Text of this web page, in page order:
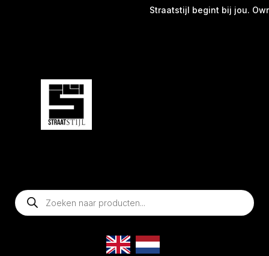
Straatstijl begint bij jou. Own
Producten
zoeken